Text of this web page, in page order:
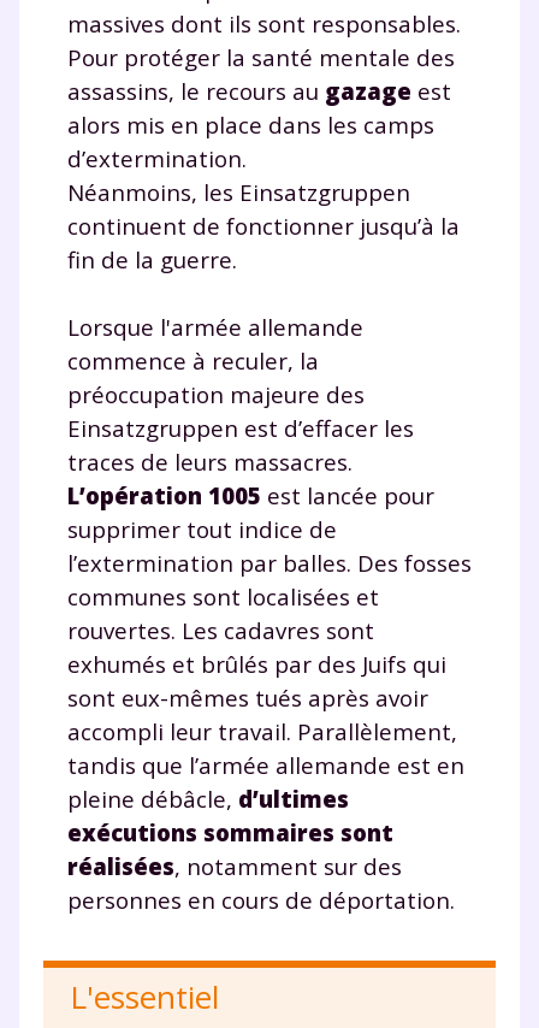
massives dont ils sont responsables.
Pour protéger la santé mentale des
assassins, le recours au gazage est
alors mis en place dans les camps
d’extermination.
Néanmoins, les Einsatzgruppen
continuent de fonctionner jusqu’à la
fin de la guerre.
Lorsque l'armée allemande
commence à reculer, la
préoccupation majeure des
Einsatzgruppen est d’effacer les
traces de leurs massacres.
L’opération 1005 est lancée pour
supprimer tout indice de
l’extermination par balles. Des fosses
communes sont localisées et
rouvertes. Les cadavres sont
exhumés et brûlés par des Juifs qui
sont eux-mêmes tués après avoir
accompli leur travail. Parallèlement,
tandis que l’armée allemande est en
pleine débâcle, d’ultimes
exécutions sommaires sont
réalisées, notamment sur des
personnes en cours de déportation.
L'essentiel
année scolaire ?
Testez gratuitement
pendant 24h notre
plateforme de soutien
Fiches de cours et vidéos
corrigés ,podcasts de révisions
Unespace dédié aux parents
suivre les progrès
Tout le programme scolaire du CP à
la Terminale
Des profs expérimentés disponibles
à la demande par tchat, audio ou
vidéo
TESTER GRATUITEMENT
* Votre code d'accès sera envoyé à cette adresse e-mail. En
renseignant votre e-mail, vous consentez à ce que vos
données à caractère personnel soient traitées par SEJER, sous
la marque myMaxicours, afin que SEJER puisse vous donner
accès au service de soutien scolaire pendant 24h. Pour en
savoir plus sur la gestion de vos données personnelles et
pour exercer vos droits, vous pouvez consulternotre
J’accepte de recevoir les actualités et des
communications de la part de